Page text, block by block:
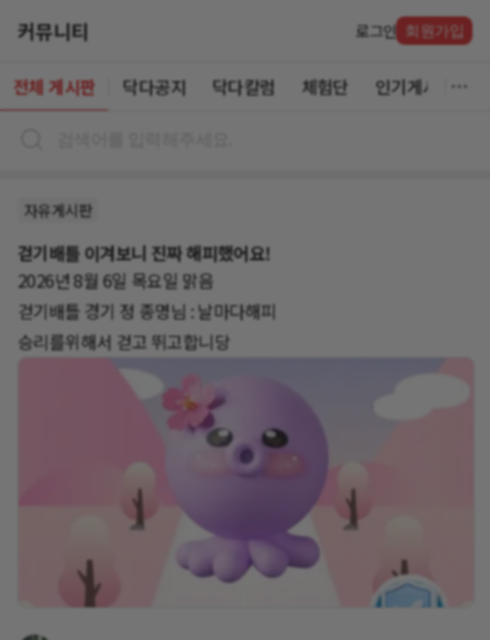
커뮤니티 로그인 회원가입
전체 게시판 닥다공지 닥다칼럼 체험단 인기게시글
자유게시판
걷기배틀 이겨보니 진짜 해피했어요!
2026년 8월 6일 목요일 맑음
걷기배틀 경기 정 종명님 : 날마다해피
승리를위해서 걷고 뛰고합니당